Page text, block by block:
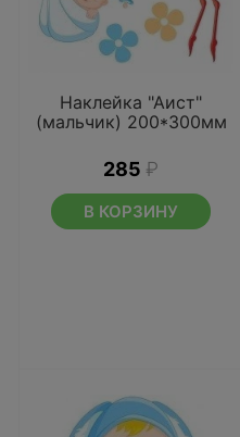
Наклейка "Аист"
(мальчик) 200*300мм
285 ₽
В КОРЗИНУ